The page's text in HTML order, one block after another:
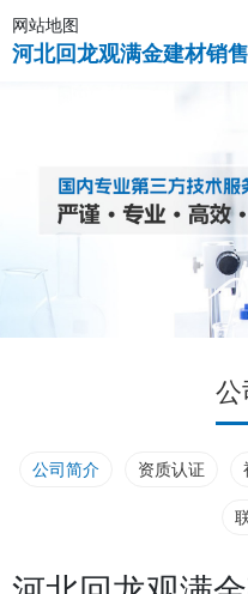
网站地图
河北回龙观满金建材销
公
公司简介 资质认证